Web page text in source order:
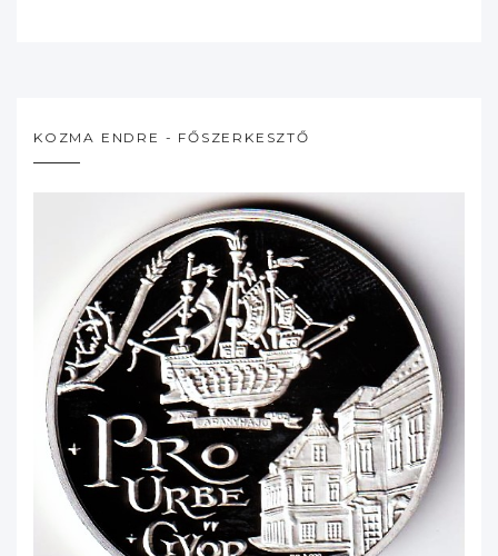
KOZMA ENDRE - FŐSZERKESZTŐ